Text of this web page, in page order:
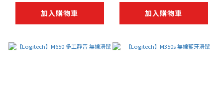
加入購物車 加入購物車